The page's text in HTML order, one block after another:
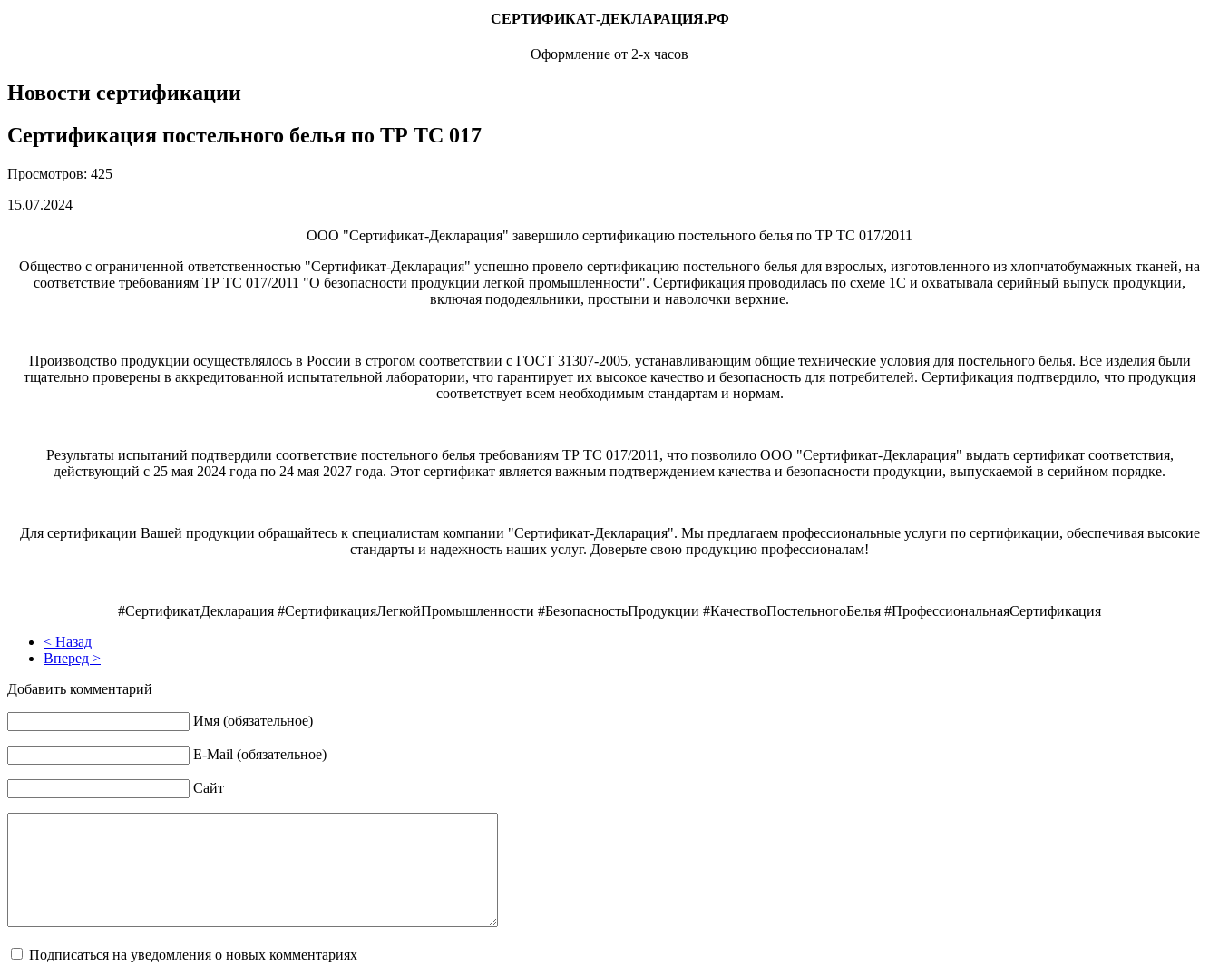
СЕРТИФИКАТ-ДЕКЛАРАЦИЯ.РФ
Оформление от 2-х часов
Новости сертификации
Сертификация постельного белья по ТР ТС 017
Просмотров: 425
15.07.2024
ООО "Сертификат-Декларация" завершило сертификацию постельного белья по ТР ТС 017/2011
Общество с ограниченной ответственностью "Сертификат-Декларация" успешно провело сертификацию постельного белья для взрослых, изготовленного из хлопчатобумажных тканей, на
соответствие требованиям ТР ТС 017/2011 "О безопасности продукции легкой промышленности". Сертификация проводилась по схеме 1С и охватывала серийный выпуск продукции,
включая пододеяльники, простыни и наволочки верхние.
Производство продукции осуществлялось в России в строгом соответствии с ГОСТ 31307-2005, устанавливающим общие технические условия для постельного белья. Все изделия были
тщательно проверены в аккредитованной испытательной лаборатории, что гарантирует их высокое качество и безопасность для потребителей. Сертификация подтвердило, что продукция
соответствует всем необходимым стандартам и нормам.
Результаты испытаний подтвердили соответствие постельного белья требованиям ТР ТС 017/2011, что позволило ООО "Сертификат-Декларация" выдать сертификат соответствия,
действующий с 25 мая 2024 года по 24 мая 2027 года. Этот сертификат является важным подтверждением качества и безопасности продукции, выпускаемой в серийном порядке.
Для сертификации Вашей продукции обращайтесь к специалистам компании "Сертификат-Декларация". Мы предлагаем профессиональные услуги по сертификации, обеспечивая высокие
стандарты и надежность наших услуг. Доверьте свою продукцию профессионалам!
#СертификатДекларация #СертификацияЛегкойПромышленности #БезопасностьПродукции #КачествоПостельногоБелья #ПрофессиональнаяСертификация
< Назад
Вперед >
Добавить комментарий
Имя (обязательное)
E-Mail (обязательное)
Сайт
Подписаться на уведомления о новых комментариях